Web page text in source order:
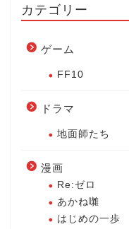
カテゴリー
ゲーム
FF10
ドラマ
地面師たち
漫画
Re:ゼロ
あかね囃
はじめの一歩